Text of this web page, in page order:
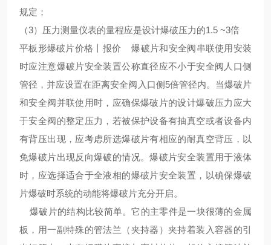
规定；
（3）压力测量仪表的量程应是设计爆破压力的1.5 ~3倍
平板形爆破片价格丨报价 爆破片和安全阀串联使用安装
时应注意爆破片安全装置公称直径应不小于安全阀人口侧
管径，并应设置在距离安全阀入口侧5倍管径内。当爆破片
和安全阀并联使用时，应确保爆破片的设计爆破压力应大
于安全阀的整定压力，若被保护设备有抽真空或者设备内
有背压出现，应考虑所选爆破片有相应的耐真空背压，以
免爆破片出现反向爆破的情况。爆破片安全装置用于液体
时，应选择适合于全液相的爆破片安全装置，以确保爆破
片爆破时系统的动能将爆破片充分开启。
爆破片的结构比较简单。它的主零件是一块很薄的金属
板，用一副特殊的管法兰（夹持器）夹持着装入容器的引